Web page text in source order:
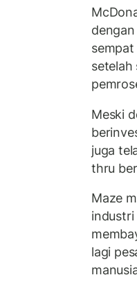
setelah
Meski
juga
thru
Maze
industri
lagi